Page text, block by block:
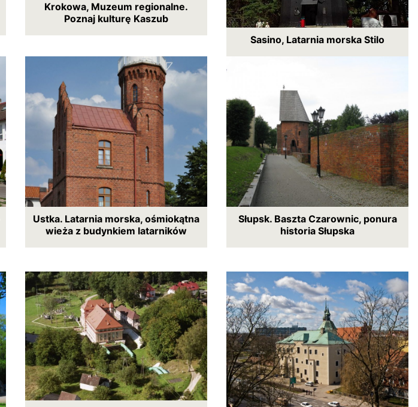
Krokowa, Muzeum regionalne.
Poznaj kulturę Kaszub
Sasino, Latarnia morska Stilo
Ustka. Latarnia morska, ośmiokątna
wieża z budynkiem latarników
Słupsk. Baszta Czarownic, ponura
historia Słupska